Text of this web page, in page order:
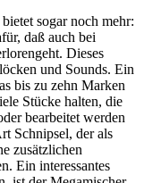
sogar noch mehr:
daß auch bei
Dieses
und Sounds. Ein
bis zu zehn Marken
Stücke halten, die
bearbeitet werden
Schnipsel, der als
zusätzlichen
Ein interessantes